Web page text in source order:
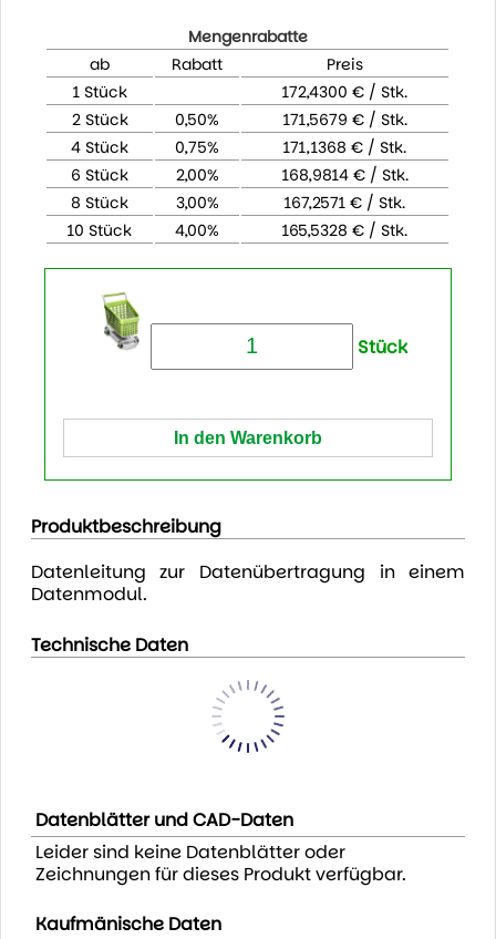
Mengenrabatte
ab
Rabatt
Preis
1 Stück
172,4300 € / Stk.
2 Stück
0,50%
171,5679 € / Stk.
4 Stück
0,75%
171,1368 € / Stk.
6 Stück
2,00%
168,9814 € / Stk.
8 Stück
3,00%
167,2571 € / Stk.
10 Stück
4,00% 165,5328 € / Stk.
Stück
Produktbeschreibung
Datenleitung zur Datenübertragung in einem
Datenmodul.
Technische Daten
Datenblätter und CAD-Daten
Leider sind keine Datenblätter oder
Zeichnungen für dieses Produkt verfügbar.
Kaufmänische Daten